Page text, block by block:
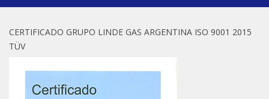
CERTIFICADO GRUPO LINDE GAS ARGENTINA ISO 9001 2015
TÜV